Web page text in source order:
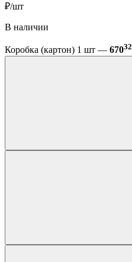
₽/шт
В наличии
Коробка (картон) 1 шт — 67032